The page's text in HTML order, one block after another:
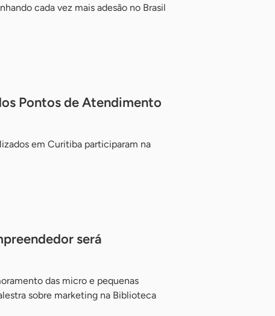
cada vez mais adesão no Brasil
Pontos de Atendimento
em Curitiba participaram na
será
das micro e pequenas
sobre marketing na Biblioteca